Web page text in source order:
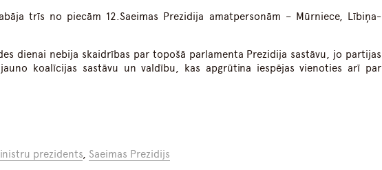
trīs no piecām 12.Saeimas Prezidija amatpersonām – Mūrniece, Lībiņa-
dienai nebija skaidrības par topošā parlamenta Prezidija sastāvu, jo partijas
koalīcijas sastāvu un valdību, kas apgrūtina iespējas vienoties arī par
prezidents,Saeimas Prezidijs